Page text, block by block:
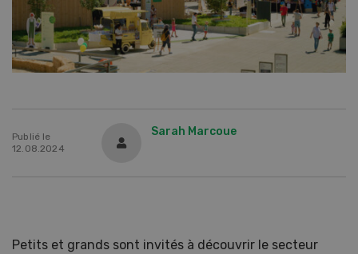
Publié le
12.08.2024
Sarah Marcoue
Petits et grands sont invités à découvrir le secteur